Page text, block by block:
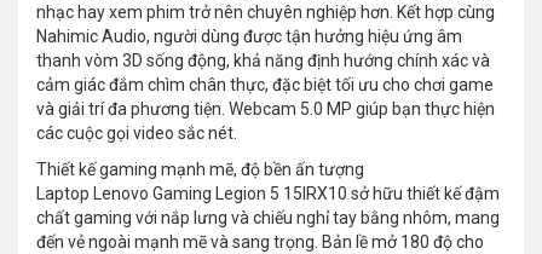
nhạc hay xem phim trở nên chuyên nghiệp hơn. Kết hợp cùng
Nahimic Audio, người dùng được tận hưởng hiệu ứng âm
thanh vòm 3D sống động, khả năng định hướng chính xác và
cảm giác đắm chìm chân thực, đặc biệt tối ưu cho chơi game
và giải trí đa phương tiện. Webcam 5.0 MP giúp bạn thực hiện
các cuộc gọi video sắc nét.
Thiết kế gaming mạnh mẽ, độ bền ấn tượng
Laptop Lenovo Gaming Legion 5 15IRX10 sở hữu thiết kế đậm
chất gaming với nắp lưng và chiếu nghỉ tay bằng nhôm, mang
đến vẻ ngoài mạnh mẽ và sang trọng. Bản lề mở 180 độ cho